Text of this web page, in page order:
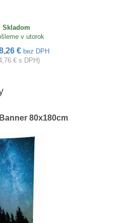
Skladom
v utorok
€ bez DPH
€ s DPH)
80x180cm